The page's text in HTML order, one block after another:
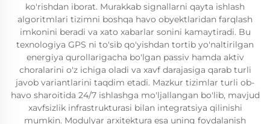
ko'rishdan iborat. Murakkab signallarni qayta ishlash
algoritmlari tizimni boshqa havo obyektlaridan farqlash
imkonini beradi va xato xabarlar sonini kamaytiradi. Bu
texnologiya GPS ni to'sib qo'yishdan tortib yo'naltirilgan
energiya qurollarigacha bo'lgan passiv hamda aktiv
choralarini o'z ichiga oladi va xavf darajasiga qarab turli
javob variantlarini taqdim etadi. Mazkur tizimlar turli ob-
havo sharoitida 24/7 ishlashga mo'ljallangan bo'lib, mavjud
xavfsizlik infrastrukturasi bilan integratsiya qilinishi
mumkin. Modulyar arxitektura esa uning foydalanish